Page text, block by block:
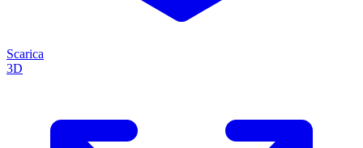
Scarica
3D